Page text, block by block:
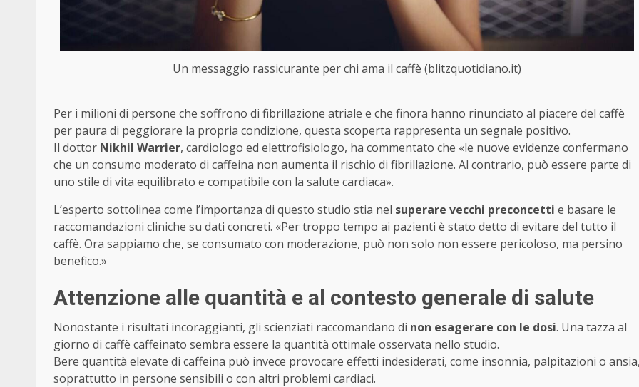
Un messaggio rassicurante per chi ama il caffè (blitzquotidiano.it)
Per i milioni di persone che soffrono di fibrillazione atriale e che finora hanno rinunciato al piacere del caffè
per paura di peggiorare la propria condizione, questa scoperta rappresenta un segnale positivo.
Il dottor Nikhil Warrier, cardiologo ed elettrofisiologo, ha commentato che «le nuove evidenze confermano
che un consumo moderato di caffeina non aumenta il rischio di fibrillazione. Al contrario, può essere parte di
uno stile di vita equilibrato e compatibile con la salute cardiaca».
L’esperto sottolinea come l’importanza di questo studio stia nel superare vecchi preconcetti e basare le
raccomandazioni cliniche su dati concreti. «Per troppo tempo ai pazienti è stato detto di evitare del tutto il
caffè. Ora sappiamo che, se consumato con moderazione, può non solo non essere pericoloso, ma persino
benefico.»
Attenzione alle quantità e al contesto generale di salute
Nonostante i risultati incoraggianti, gli scienziati raccomandano di non esagerare con le dosi. Una tazza al
giorno di caffè caffeinato sembra essere la quantità ottimale osservata nello studio.
Bere quantità elevate di caffeina può invece provocare effetti indesiderati, come insonnia, palpitazioni o
soprattutto in persone sensibili o con altri problemi cardiaci.